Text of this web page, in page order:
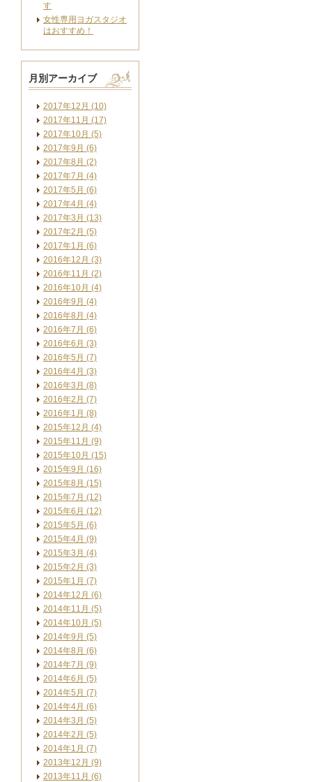
す
女性専用ヨガスタジオ
はおすすめ！
月別アーカイブ
2017年12月 (10)
2017年11月 (17)
2017年10月 (5)
2017年9月 (6)
2017年8月 (2)
2017年7月 (4)
2017年5月 (6)
2017年4月 (4)
2017年3月 (13)
2017年2月 (5)
2017年1月 (6)
2016年12月 (3)
2016年11月 (2)
2016年10月 (4)
2016年9月 (4)
2016年8月 (4)
2016年7月 (6)
2016年6月 (3)
2016年5月 (7)
2016年4月 (3)
2016年3月 (8)
2016年2月 (7)
2016年1月 (8)
2015年12月 (4)
2015年11月 (9)
2015年10月 (15)
2015年9月 (16)
2015年8月 (15)
2015年7月 (12)
2015年6月 (12)
2015年5月 (6)
2015年4月 (9)
2015年3月 (4)
2015年2月 (3)
2015年1月 (7)
2014年12月 (6)
2014年11月 (5)
2014年10月 (5)
2014年9月 (5)
2014年8月 (6)
2014年7月 (9)
2014年6月 (5)
2014年5月 (7)
2014年4月 (6)
2014年3月 (5)
2014年2月 (5)
2014年1月 (7)
2013年12月 (9)
2013年11月 (6)